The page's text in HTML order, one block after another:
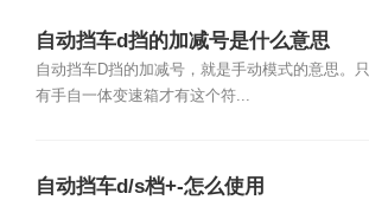
自动挡车d挡的加减号是什么意思
自动挡车D挡的加减号，就是手动模式的意思。只
有手自一体变速箱才有这个符...
自动挡车d/s档+-怎么使用